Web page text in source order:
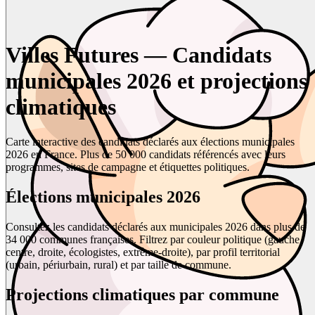
Villes Futures — Candidats
municipales 2026 et projections
climatiques
Carte interactive des candidats déclarés aux élections municipales
2026 en France. Plus de 50 000 candidats référencés avec leurs
programmes, sites de campagne et étiquettes politiques.
Élections municipales 2026
Consultez les candidats déclarés aux municipales 2026 dans plus de
34 000 communes françaises. Filtrez par couleur politique (gauche,
centre, droite, écologistes, extrême-droite), par profil territorial
(urbain, périurbain, rural) et par taille de commune.
Projections climatiques par commune